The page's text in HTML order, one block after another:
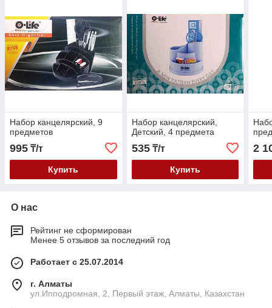
Набор канцелярский, 9
предметов
995 ₸/т
Купить
Набор канцелярский,
Детский, 4 предмета
535₸/т
Купить
2
О нас
Рейтинг не сформирован
Менее 5 отзывов за последний год
Работает с 25.07.2014
г. Алматы
ул.Ипподромная, 2, Первый этаж, Алматы, Казахстан